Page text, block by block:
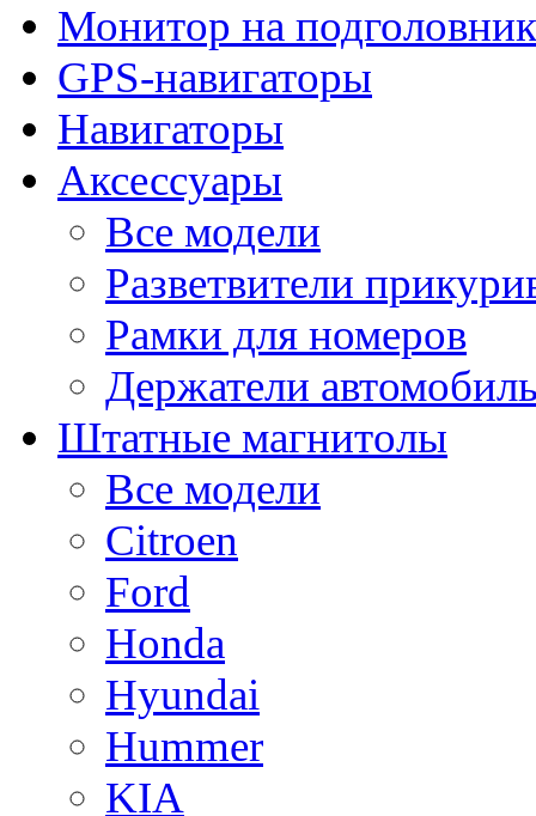
Монитор на подголовник
GPS-навигаторы
Навигаторы
Аксессуары
Все модели
Разветвители
Рамки для номеров
Держатели
Штатные магнитолы
Все модели
Citroen
Ford
Honda
Hyundai
Hummer
KIA